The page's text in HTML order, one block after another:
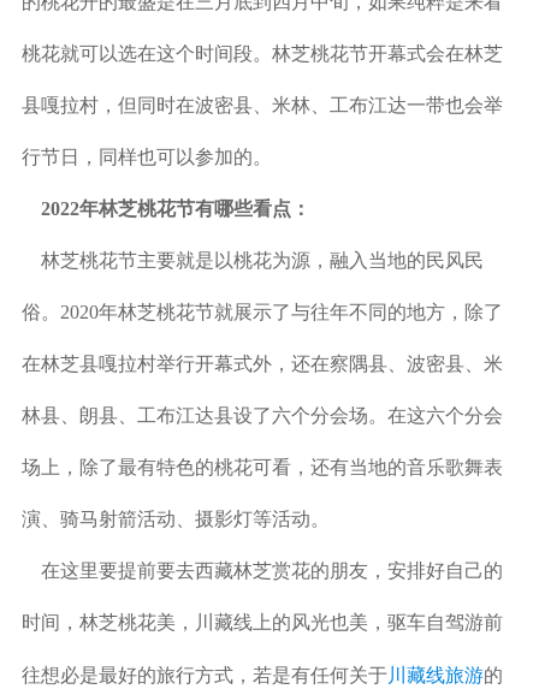
桃花就可以选在这个时间段。林芝桃花节开幕式会在林芝
县嘎拉村，但同时在波密县、米林、工布江达一带也会举
行节日，同样也可以参加的。
2022年林芝桃花节有哪些看点：
林芝桃花节主要就是以桃花为源，融入当地的民风民
俗。2020年林芝桃花节就展示了与往年不同的地方，除了
在林芝县嘎拉村举行开幕式外，还在察隅县、波密县、米
林县、朗县、工布江达县设了六个分会场。在这六个分会
场上，除了最有特色的桃花可看，还有当地的音乐歌舞表
演、骑马射箭活动、摄影灯等活动。
在这里要提前要去西藏林芝赏花的朋友，安排好自己的
时间，林芝桃花美，川藏线上的风光也美，驱车自驾游前
往想必是最好的旅行方式，若是有任何关于川藏线旅游的